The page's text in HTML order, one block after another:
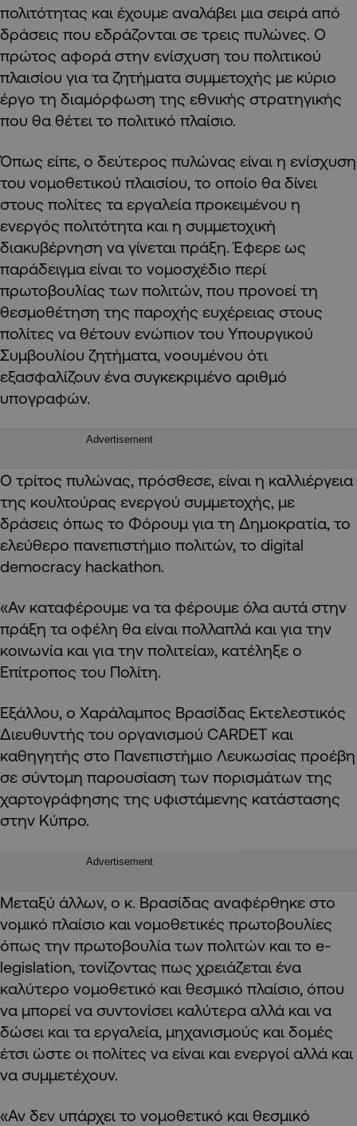
πολιτότητας και έχουμε αναλάβει μια σειρά από
δράσεις που εδράζονται σε τρεις πυλώνες. Ο
πρώτος αφορά στην ενίσχυση του πολιτικού
πλαισίου για τα ζητήματα συμμετοχής με κύριο
έργο τη διαμόρφωση της εθνικής στρατηγικής
που θα θέτει το πολιτικό πλαίσιο.
Όπως είπε, ο δεύτερος πυλώνας είναι η ενίσχυση
του νομοθετικού πλαισίου, το οποίο θα δίνει
στους πολίτες τα εργαλεία προκειμένου η
ενεργός πολιτότητα και η συμμετοχική
διακυβέρνηση να γίνεται πράξη. Έφερε ως
παράδειγμα είναι το νομοσχέδιο περί
πρωτοβουλίας των πολιτών, που προνοεί τη
θεσμοθέτηση της παροχής ευχέρειας στους
πολίτες να θέτουν ενώπιον του Υπουργικού
Συμβουλίου ζητήματα, νοουμένου ότι
εξασφαλίζουν ένα συγκεκριμένο αριθμό
υπογραφών.
Advertisement
Ο τρίτος πυλώνας, πρόσθεσε, είναι η καλλιέργεια
της κουλτούρας ενεργού συμμετοχής, με
δράσεις όπως το Φόρουμ για τη Δημοκρατία, το
ελεύθερο πανεπιστήμιο πολιτών, το digital
democracy hackathon.
«Αν καταφέρουμε να τα φέρουμε όλα αυτά στην
πράξη τα οφέλη θα είναι πολλαπλά και για την
κοινωνία και για την πολιτεία», κατέληξε ο
Επίτροπος του Πολίτη.
Εξάλλου, ο Χαράλαμπος Βρασίδας Εκτελεστικός
Διευθυντής του οργανισμού CARDET και
καθηγητής στο Πανεπιστήμιο Λευκωσίας προέβη
σε σύντομη παρουσίαση των πορισμάτων της
χαρτογράφησης της υφιστάμενης κατάστασης
στην Κύπρο.
Advertisement
Μεταξύ άλλων, ο κ. Βρασίδας αναφέρθηκε στο
νομικό πλαίσιο και νομοθετικές πρωτοβουλίες
όπως την πρωτοβουλία των πολιτών και το e-
legislation, τονίζοντας πως χρειάζεται ένα
καλύτερο νομοθετικό και θεσμικό πλαίσιο, όπου
να μπορεί να συντονίσει καλύτερα αλλά και να
δώσει και τα εργαλεία, μηχανισμούς και δομές
έτσι ώστε οι πολίτες να είναι και ενεργοί αλλά και
να συμμετέχουν.
«Αν δεν υπάρχει το νομοθετικό και θεσμικό